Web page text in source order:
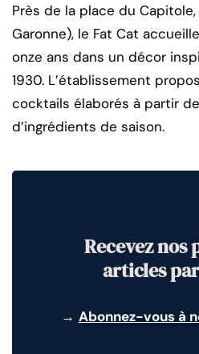
Près de la place du
Garonne), le Fat Cat
onze ans dans un décor
1930. L’établissement
cocktails élaborés à partir
d’ingrédients de saison.
Recevez nos
articles
→ Abonnez-vous à